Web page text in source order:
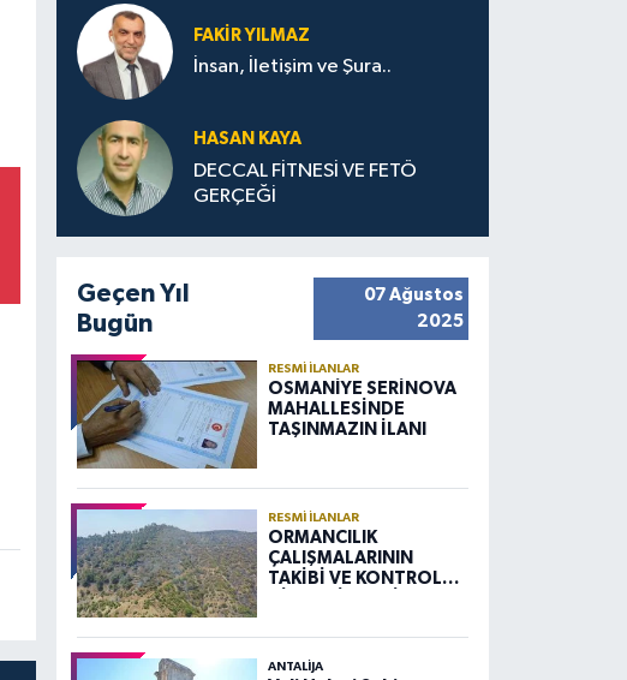
FAKIR YILMAZ
İnsan, İletişim ve Şura..
HASAN KAYA
DECCAL FİTNESİ VE FETÖ
GERÇEĞİ
Geçen Yıl
Bugün
07 Ağustos
2025
RESMI İLANLAR
OSMANİYE SERİNOVA
MAHALLESİNDE
TAŞINMAZIN İLANI
RESMI İLANLAR
ORMANCILIK
ÇALIŞMALARININ
TAKİBİ VE KONTROLÜ
ANTALIJA